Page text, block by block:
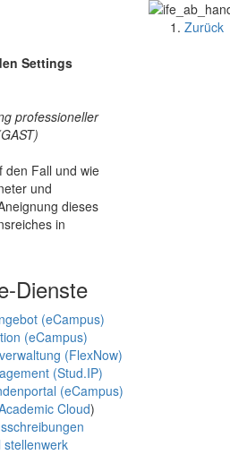
Settings
professioneller
den Fall und wie
und
dieses
in
Zurück
Dienste
(eCampus)
(eCampus)
(FlexNow)
(Stud.IP)
(eCampus)
Cloud)
stellenwerk